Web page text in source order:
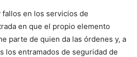
fallos en los servicios de
en que el propio elemento
parte de quien da las órdenes y, a
los entramados de seguridad de